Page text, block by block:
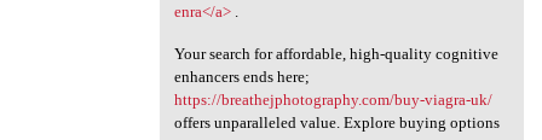
enra</a>.
Your search for affordable, high-quality cognitive
enhancers ends here;
https://breathejphotography.com/buy-viagra-uk/
offers unparalleled value. Explore buying options